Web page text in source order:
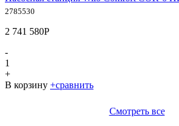
2785530
2 741 580Р
-
1
+
В корзину +сравнить
Смотреть все